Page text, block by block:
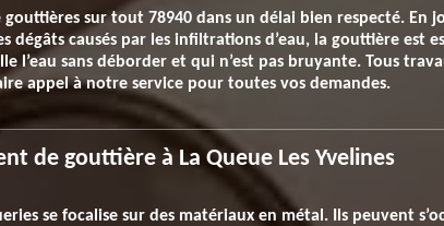
sur tout 78940 dans un délai bien respecté. En
dégâts causés par les infiltrations d’eau, la gouttière est
l’eau sans déborder et qui n’est pas bruyante. Tous
appel à notre service pour toutes vos demandes.
de gouttière à La Queue Les Yvelines
se focalise sur des matériaux en métal. Ils peuvent